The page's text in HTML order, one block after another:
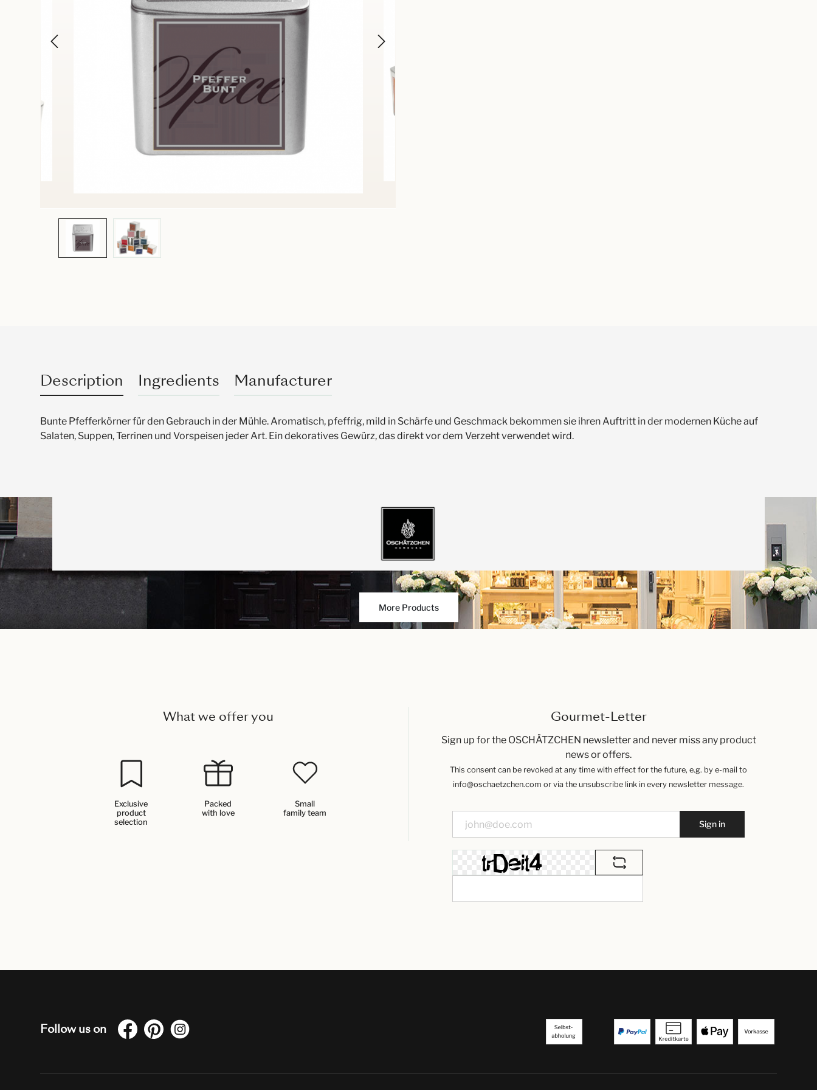
Description Ingredients Manufacturer
Bunte Pfefferkörner für den Gebrauch in der Mühle. Aromatisch, pfeffrig, mild in Schärfe und Geschmack bekommen sie ihren Auftritt in der modernen Küche auf
Salaten, Suppen, Terrinen und Vorspeisen jeder Art. Ein dekoratives Gewürz, das direkt vor dem Verzeht verwendet wird.
More Products
What we offer you
Exclusive
product
selection
Packed
with love
Small
family team
Gourmet-Letter
Sign up for the OSCHÄTZCHEN newsletter and never miss any product
news or offers.
This consent can be revoked at any time with effect for the future, e.g. by e-mail to
info@oschaetzchen.com or via the unsubscribe link in every newsletter message.
Sign in
Follow us on